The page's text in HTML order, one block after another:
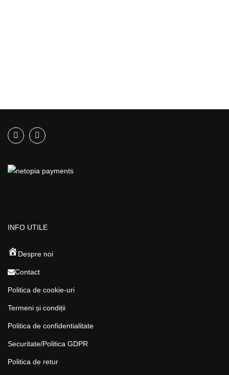
INFO UTILE
Despre noi
Contact
Politica de cookie-uri
Termeni și condiții
Politica de confidentialitate
Securitate/Politica GDPR
Politica de retur